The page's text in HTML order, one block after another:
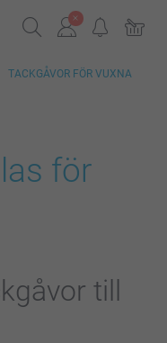
TACKGÅVOR FÖR VUXNA
för
till